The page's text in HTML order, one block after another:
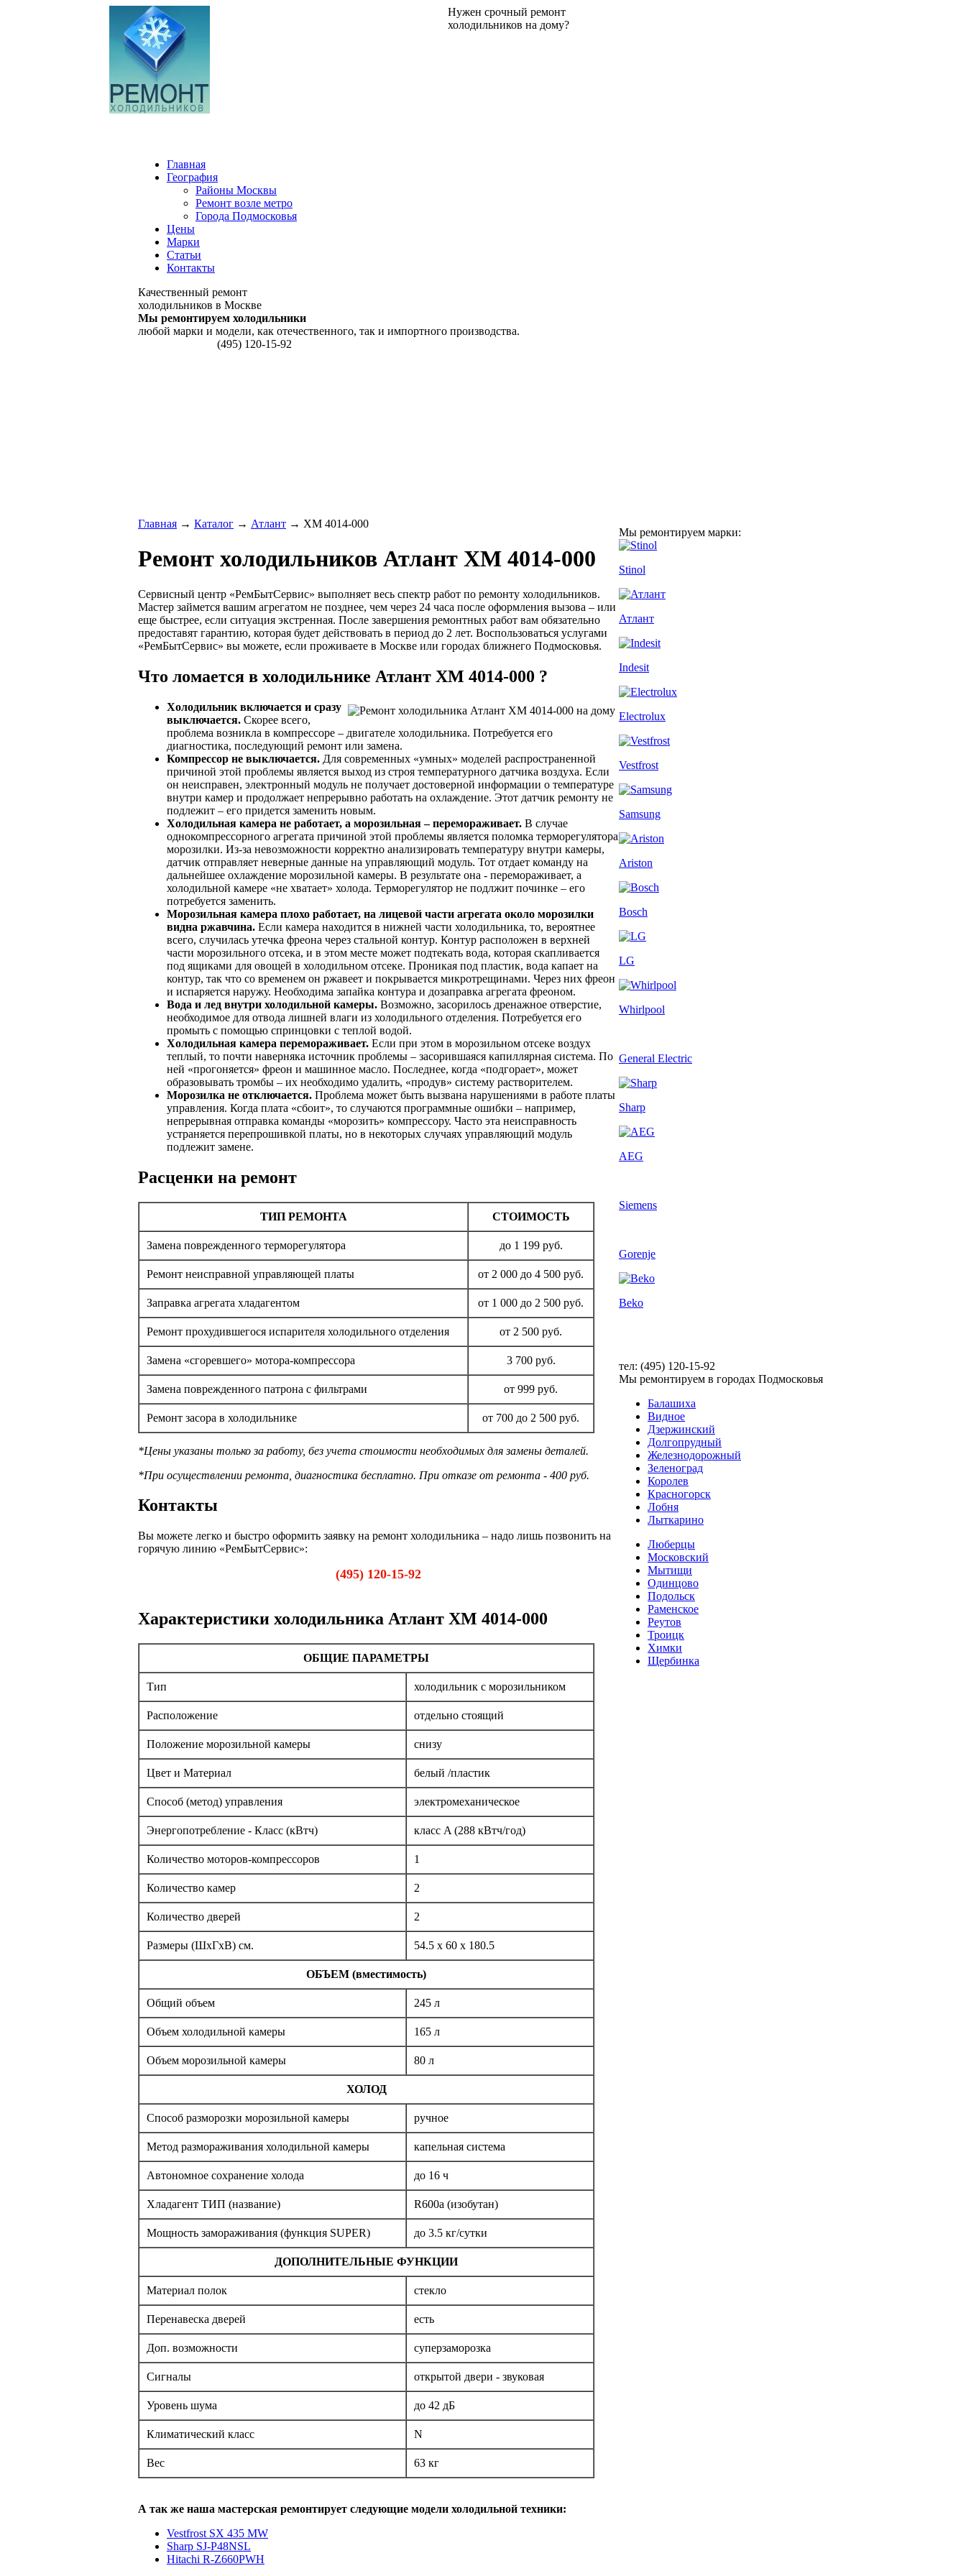
Нужен срочный ремонт
холодильников на дому?
Главная
География
Районы Москвы
Ремонт возле метро
Города Подмосковья
Цены
Марки
Статьи
Контакты
Качественный ремонт
холодильников в Москве
Мы ремонтируем холодильники
любой марки и модели, как отечественного, так и импортного производства.
(495) 120-15-92
Главная → Каталог → Атлант → ХМ 4014-000
Ремонт холодильников Атлант ХМ 4014-000
Сервисный центр «РемБытСервис» выполняет весь спектр работ по ремонту холодильников.
Мастер займется вашим агрегатом не позднее, чем через 24 часа после оформления вызова – или
еще быстрее, если ситуация экстренная. После завершения ремонтных работ вам обязательно
предоставят гарантию, которая будет действовать в период до 2 лет. Воспользоваться услугами
«РемБытСервис» вы можете, если проживаете в Москве или городах ближнего Подмосковья.
Что ломается в холодильнике Атлант ХМ 4014-000 ?
Холодильник включается и сразу
выключается. Скорее всего,
проблема возникла в компрессоре – двигателе холодильника. Потребуется его
диагностика, последующий ремонт или замена.
Компрессор не выключается. Для современных «умных» моделей распространенной
причиной этой проблемы является выход из строя температурного датчика воздуха. Если
он неисправен, электронный модуль не получает достоверной информации о температуре
внутри камер и продолжает непрерывно работать на охлаждение. Этот датчик ремонту не
подлежит – его придется заменить новым.
Холодильная камера не работает, а морозильная – перемораживает. В случае
однокомпрессорного агрегата причиной этой проблемы является поломка терморегулятора
морозилки. Из-за невозможности корректно анализировать температуру внутри камеры,
датчик отправляет неверные данные на управляющий модуль. Тот отдает команду на
дальнейшее охлаждение морозильной камеры. В результате она - перемораживает, а
холодильной камере «не хватает» холода. Терморегулятор не подлжит починке – его
потребуется заменить.
Морозильная камера плохо работает, на лицевой части агрегата около морозилки
видна ржавчина. Если камера находится в нижней части холодильника, то, вероятнее
всего, случилась утечка фреона через стальной контур. Контур расположен в верхней
части морозильного отсека, и в этом месте может подтекать вода, которая скапливается
под ящиками для овощей в холодильном отсеке. Проникая под пластик, вода капает на
контур, так что со временем он ржавеет и покрывается микротрещинами. Через них фреон
и испаряется наружу. Необходима запайка контура и дозаправка агрегата фреоном.
Вода и лед внутри холодильной камеры. Возможно, засорилось дренажное отверстие,
необходимое для отвода лишней влаги из холодильного отделения. Потребуется его
промыть с помощью спринцовки с теплой водой.
Холодильная камера перемораживает. Если при этом в морозильном отсеке воздух
теплый, то почти наверняка источник проблемы – засорившаяся капиллярная система. По
ней «прогоняется» фреон и машинное масло. Последнее, когда «подгорает», может
образовывать тромбы – их необходимо удалить, «продув» систему растворителем.
Морозилка не отключается. Проблема может быть вызвана нарушениями в работе платы
управления. Когда плата «сбоит», то случаются программные ошибки – например,
непрерывная отправка команды «морозить» компрессору. Часто эта неисправность
устраняется перепрошивкой платы, но в некоторых случаях управляющий модуль
подлежит замене.
Расценки на ремонт
ТИП РЕМОНТА СТОИМОСТЬ
Замена поврежденного терморегулятора до 1 199 руб.
Ремонт неисправной управляющей платы от 2 000 до 4 500 руб.
Заправка агрегата хладагентом от 1 000 до 2 500 руб.
Ремонт прохудившегося испарителя холодильного отделения от 2 500 руб.
Замена «сгоревшего» мотора-компрессора 3 700 руб.
Замена поврежденного патрона с фильтрами от 999 руб.
Ремонт засора в холодильнике от 700 до 2 500 руб.
*Цены указаны только за работу, без учета стоимости необходимых для замены деталей.
*При осуществлении ремонта, диагностика бесплатно. При отказе от ремонта - 400 руб.
Контакты
Вы можете легко и быстро оформить заявку на ремонт холодильника – надо лишь позвонить на
горячую линию «РемБытСервис»:
(495) 120-15-92
Характеристики холодильника Атлант ХМ 4014-000
ОБЩИЕ ПАРАМЕТРЫ
Тип холодильник с морозильником
Расположение отдельно стоящий
Положение морозильной камеры снизу
Цвет и Материал белый /пластик
Способ (метод) управления электромеханическое
Энергопотребление - Класс (кВтч) класс A (288 кВтч/год)
Количество моторов-компрессоров 1
Количество камер 2
Количество дверей 2
Размеры (ШxГxВ) см. 54.5 x 60 x 180.5
ОБЪЕМ (вместимость)
Общий объем 245 л
Объем холодильной камеры 165 л
Объем морозильной камеры 80 л
ХОЛОД
Способ разморозки морозильной камеры ручное
Метод размораживания холодильной камеры капельная система
Автономное сохранение холода до 16 ч
Хладагент ТИП (название) R600a (изобутан)
Мощность замораживания (функция SUPER) до 3.5 кг/cутки
ДОПОЛНИТЕЛЬНЫЕ ФУНКЦИИ
Материал полок стекло
Перенавеска дверей есть
Доп. возможности суперзаморозка
Сигналы открытой двери - звуковая
Уровень шума до 42 дБ
Климатический класс N
Вес 63 кг
А так же наша мастерская ремонтирует следующие модели холодильной техники:
Vestfrost SX 435 MW
Sharp SJ-P48NSL
Hitachi R-Z660PWH
Мы ремонтируем марки:
Stinol
Атлант
Indesit
Electrolux
Vestfrost
Samsung
Ariston
Bosch
LG
Whirlpool
General Electric
Sharp
AEG
Siemens
Gorenje
Beko
тел: (495) 120-15-92
Мы ремонтируем в городах Подмосковья
Балашиха
Виднoe
Дзержинский
Долгопрудный
Железнодорожный
Зеленоград
Королев
Красногорск
Лобня
Лыткарино
Люберцы
Московский
Мытищи
Одинцово
Подольск
Раменское
Реутов
Троицк
Химки
Щербинка